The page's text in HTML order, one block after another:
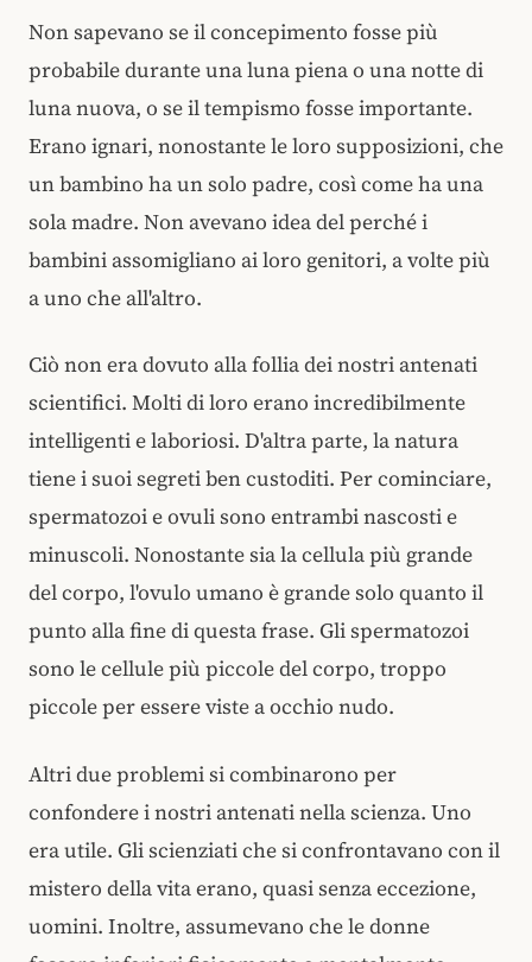
Non sapevano se il concepimento fosse più
probabile durante una luna piena o una notte di
luna nuova, o se il tempismo fosse importante.
Erano ignari, nonostante le loro supposizioni, che
un bambino ha un solo padre, così come ha una
sola madre. Non avevano idea del perché i
bambini assomigliano ai loro genitori, a volte più
a uno che all'altro.
Ciò non era dovuto alla follia dei nostri antenati
scientifici. Molti di loro erano incredibilmente
intelligenti e laboriosi. D'altra parte, la natura
tiene i suoi segreti ben custoditi. Per cominciare,
spermatozoi e ovuli sono entrambi nascosti e
minuscoli. Nonostante sia la cellula più grande
del corpo, l'ovulo umano è grande solo quanto il
punto alla fine di questa frase. Gli spermatozoi
sono le cellule più piccole del corpo, troppo
piccole per essere viste a occhio nudo.
Altri due problemi si combinarono per
confondere i nostri antenati nella scienza. Uno
era utile. Gli scienziati che si confrontavano con il
mistero della vita erano, quasi senza eccezione,
uomini. Inoltre, assumevano che le donne